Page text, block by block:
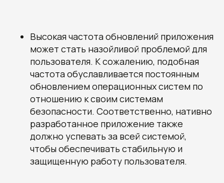
Высокая частота обновлений приложения
может стать назойливой проблемой для
пользователя. К сожалению, подобная
частота обуславливается постоянным
обновлением операционных систем по
отношению к своим системам
безопасности. Соответственно, нативно
разработанное приложение также
должно успевать за всей системой,
чтобы обеспечивать стабильную и
защищенную работу пользователя.